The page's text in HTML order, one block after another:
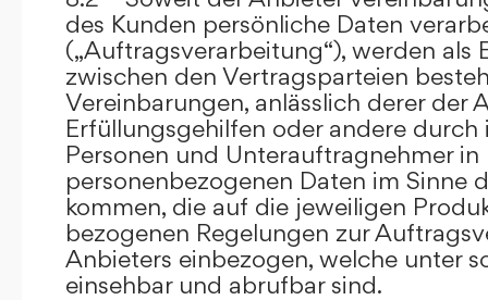
des Kunden persönliche Daten
(„Auftragsverarbeitung“), werden als
zwischen den Vertragsparteien
Vereinbarungen, anlässlich derer der
Erfüllungsgehilfen oder andere
Personen und Unterauftragnehmer
personenbezogenen Daten im Sinne
kommen, die auf die jeweiligen
bezogenen Regelungen zur
Anbieters einbezogen, welche unter
einsehbar und abrufbar sind.